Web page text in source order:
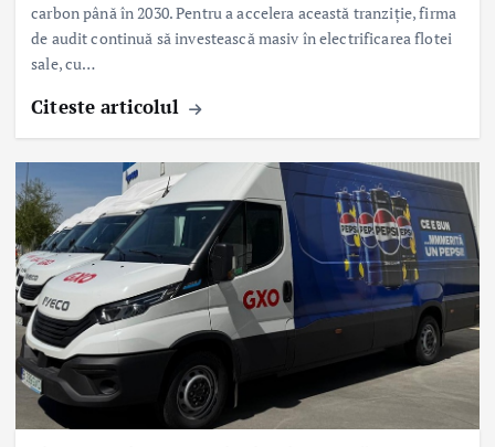
carbon până în 2030. Pentru a accelera această tranziție, firma
de audit continuă să investească masiv în electrificarea flotei
sale, cu…
Citeste articolul